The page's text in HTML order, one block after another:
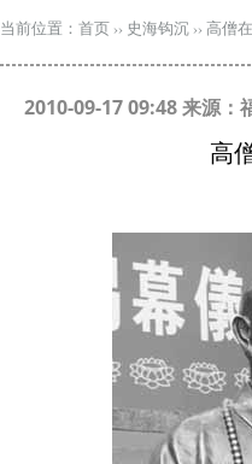
当前位置： 首页 ›› 史海钩沉 ›› 高僧
2010-09-17 09:48 来源：
高